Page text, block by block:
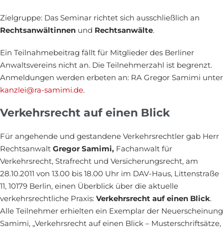
Zielgruppe: Das Seminar richtet sich ausschließlich an
Rechtsanwältinnen und Rechtsanwälte.
Ein Teilnahmebeitrag fällt für Mitglieder des Berliner
Anwaltsvereins nicht an. Die Teilnehmerzahl ist begrenzt.
Anmeldungen werden erbeten an: RA Gregor Samimi unter
kanzlei@ra-samimi.de.
Verkehrsrecht auf einen Blick
Für angehende und gestandene Verkehrsrechtler gab Herr
Rechtsanwalt Gregor Samimi, Fachanwalt für
Verkehrsrecht, Strafrecht und Versicherungsrecht, am
28.10.2011 von 13.00 bis 18.00 Uhr im DAV-Haus, Littenstraße
11, 10179 Berlin, einen Überblick über die aktuelle
verkehrsrechtliche Praxis: Verkehrsrecht auf einen Blick.
Alle Teilnehmer erhielten ein Exemplar der Neuerscheinung
Samimi, „Verkehrsrecht auf einen Blick – Musterschriftsätze,